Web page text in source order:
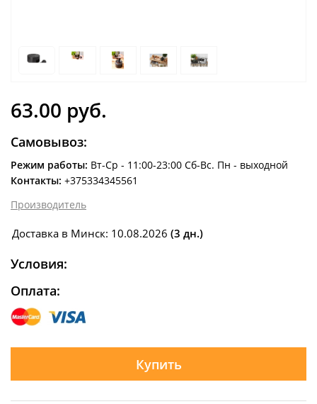
63.00 руб.
Самовывоз:
Режим работы: Вт-Ср - 11:00-23:00 Сб-Вс. Пн - выходной
Контакты: +375334345561
Производитель
Доставка в Минск: 10.08.2026 (3 дн.)
Условия:
Оплата:
Купить